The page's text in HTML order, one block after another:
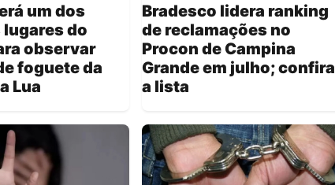
um dos
do
observar
foguete da
Lua
Bradesco lidera ranking
de reclamações no
Procon de Campina
Grande em julho; confira
a lista